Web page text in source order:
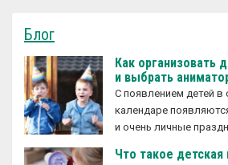
Блог
Как организовать
и выбрать
С появлением детей в
календаре
и очень личные
Что такое детская